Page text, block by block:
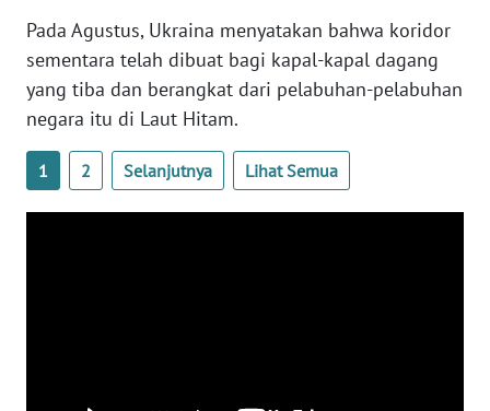
Pada Agustus, Ukraina menyatakan bahwa koridor
sementara telah dibuat bagi kapal-kapal dagang
yang tiba dan berangkat dari pelabuhan-pelabuhan
negara itu di Laut Hitam.
1 2 Selanjutnya Lihat Semua
RIAU
WN
SERAMBI
WN
JAMBI